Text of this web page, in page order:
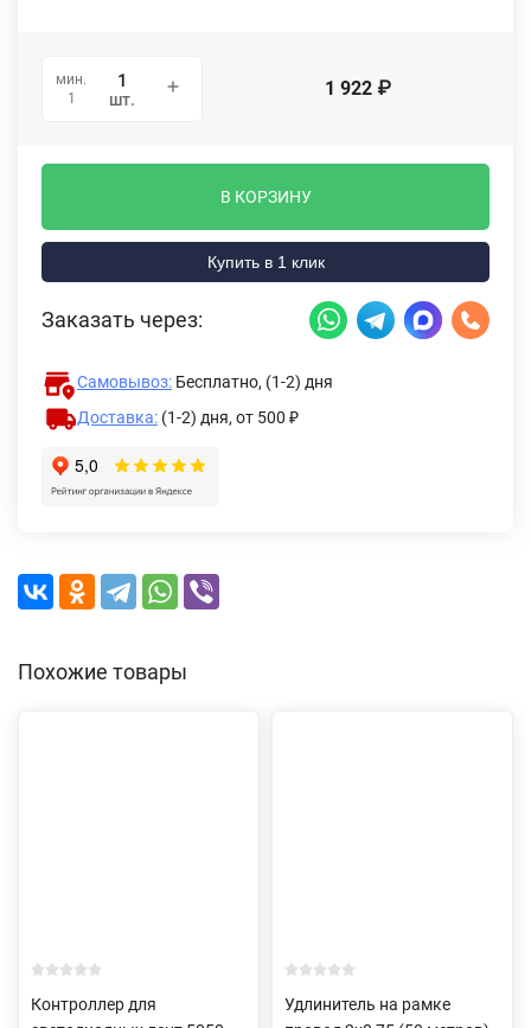
мин.
1
шт. 1 922 ₽
В КОРЗИНУ
Купить в 1 клик
Заказать через:
Самовывоз: Бесплатно, (1-2) дня
Доставка: (1-2) дня, от 500 ₽
Похожие товары
Контроллер для
Удлинитель на рамке